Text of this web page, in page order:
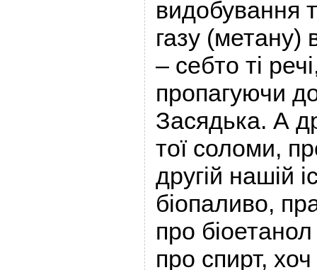
видобування
газу (метану)
– себто ті
пропагуючи
Засядька. А
тої соломи,
другій нашій
біопаливо,
про
про спирт,